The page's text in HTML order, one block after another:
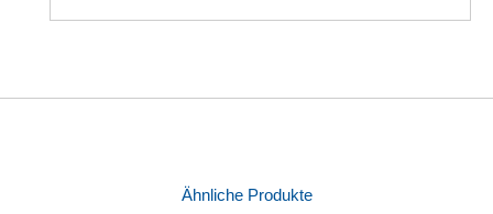
Ähnliche Produkte